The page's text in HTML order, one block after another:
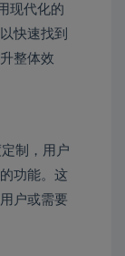
现代化的
快速找到
整体效
制，用户
功能。这
户或需要